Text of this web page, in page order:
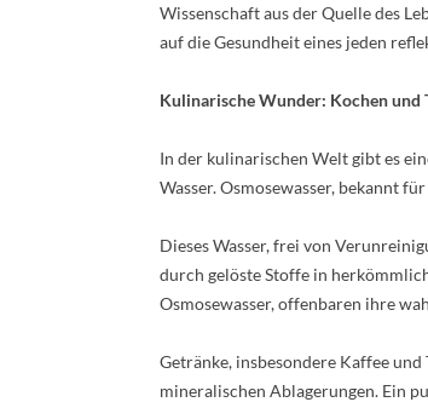
Wissenschaft aus der Quelle des
auf die Gesundheit eines jeden
Kulinarische Wunder: Kochen und
In der kulinarischen Welt gibt es
Wasser. Osmosewasser, bekannt
Dieses Wasser, frei von
durch gelöste Stoffe in
Osmosewasser, offenbaren ihre
Getränke, insbesondere Kaffee
mineralischen Ablagerungen. Ein